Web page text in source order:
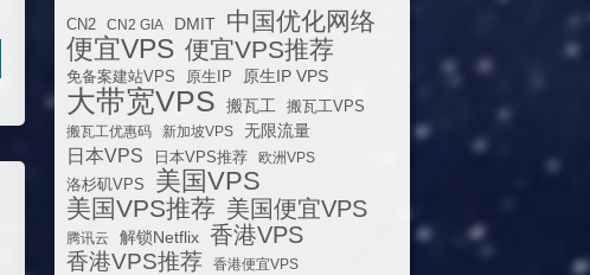
CN2 CN2 GIA DMIT 中国优化网络
便宜VPS 便宜VPS推荐
免备案建站VPS 原生IP 原生IP VPS
大带宽VPS 搬瓦工
搬瓦工VPS
搬瓦工优惠码
新加坡VPS 无限流量
日本VPS 日本VPS推荐
欧洲VPS
洛杉矶VPS
美国VPS
美国VPS推荐 美国便宜VPS
腾讯云 解锁Netflix 香港VPS
香港VPS推荐
香港便宜VPS